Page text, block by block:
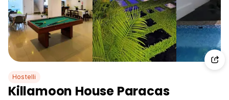
Hostelli
Killamoon House Paracas